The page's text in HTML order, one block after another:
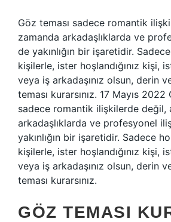
Göz teması sadece romantik
zamanda arkadaşlıklarda ve
de yakınlığın bir işaretidir. Sadece
kişilerle, ister hoşlandığınız kişi,
veya iş arkadaşınız olsun, derin
teması kurarsınız. 17 Mayıs 2022
sadece romantik ilişkilerde değil,
arkadaşlıklarda ve profesyonel
yakınlığın bir işaretidir. Sadece
kişilerle, ister hoşlandığınız kişi,
veya iş arkadaşınız olsun, derin
teması kurarsınız.
GÖZ TEMASI